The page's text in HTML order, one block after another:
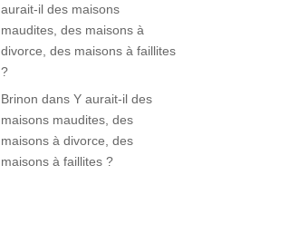
aurait-il des maisons
maudites, des maisons à
divorce, des maisons à faillites
?
Brinon dansY aurait-il des
maisons maudites, des
maisons à divorce, des
maisons à faillites ?